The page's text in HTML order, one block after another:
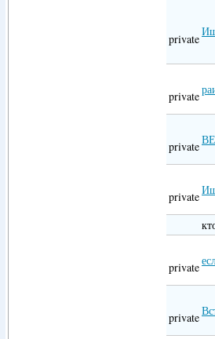
private
private
private
private
private
private